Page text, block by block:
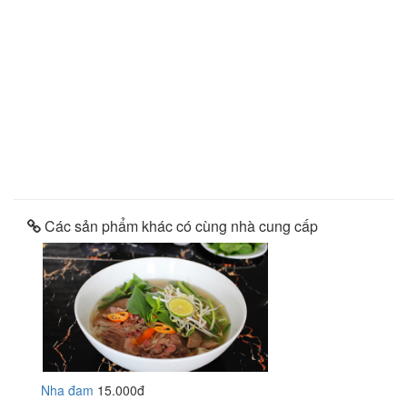
Các sản phẩm khác có cùng nhà cung cấp
Nha đam 15.000đ